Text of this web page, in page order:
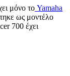
μόνο το Yamaha
ως μοντέλο
700 έχει